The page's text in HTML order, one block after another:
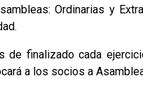
Ordinarias y
de finalizado cada
a los socios a